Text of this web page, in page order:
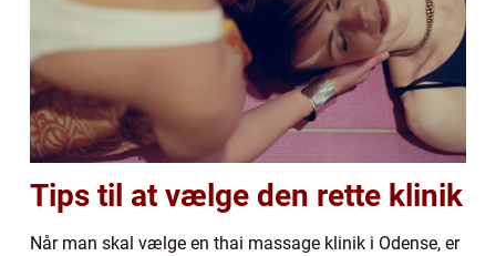
Tips til at vælge den rette klinik
Når man skal vælge en thai massage klinik i Odense, er